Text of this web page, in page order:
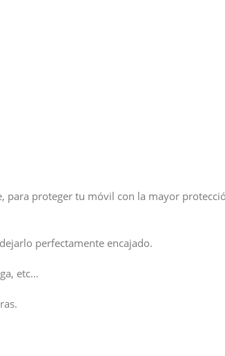
para proteger tu móvil con la mayor
perfectamente encajado.
etc…